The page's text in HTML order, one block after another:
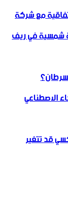
مع شركة
شمسية في ريف
الاصطناعي
قد تتغير